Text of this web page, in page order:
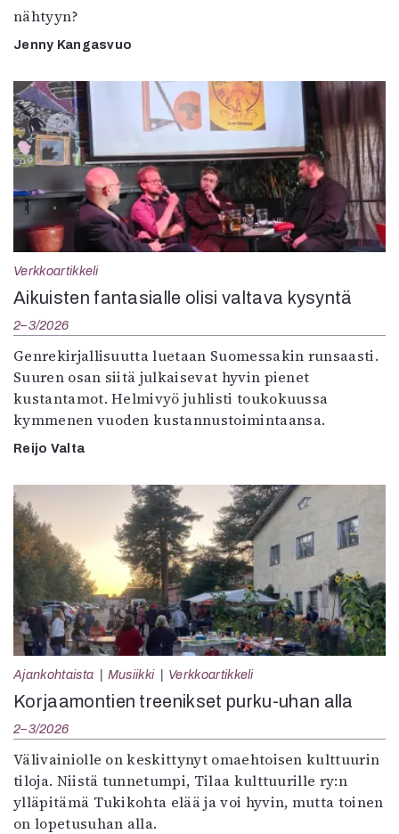
nähtyyn?
Jenny Kangasvuo
Verkkoartikkeli
Aikuisten fantasialle olisi valtava kysyntä
2–3/2026
Genrekirjallisuutta luetaan Suomessakin runsaasti.
Suuren osan siitä julkaisevat hyvin pienet
kustantamot. Helmivyö juhlisti toukokuussa
kymmenen vuoden kustannustoimintaansa.
Reijo Valta
Ajankohtaista Musiikki Verkkoartikkeli
Korjaamontien treenikset purku-uhan alla
2–3/2026
Välivainiolle on keskittynyt omaehtoisen kulttuurin
tiloja. Niistä tunnetumpi, Tilaa kulttuurille ry:n
ylläpitämä Tukikohta elää ja voi hyvin, mutta toinen
on lopetusuhan alla.